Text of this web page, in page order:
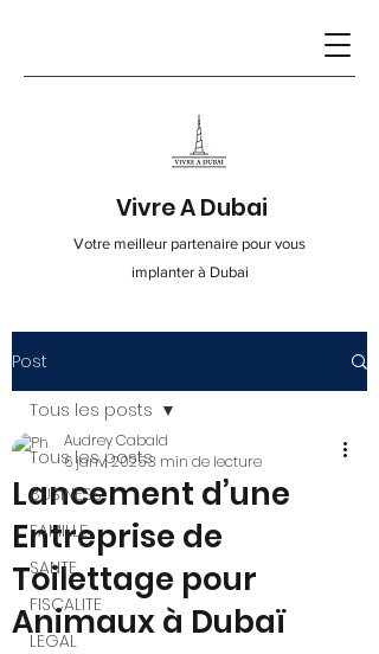
Vivre A Dubai
Votre meilleur partenaire pour vous
implanter à Dubai
info@vivre-a-dubai.com
Post
Tous les posts
BUSINESS
FAMILLE
SANTE
FISCALITE
LEGAL
Tous les posts
Lancement d’une
Entreprise de
Toilettage pour
Animaux à Dubaï
Audrey Cabald
6 janv. 20253 min de lecture